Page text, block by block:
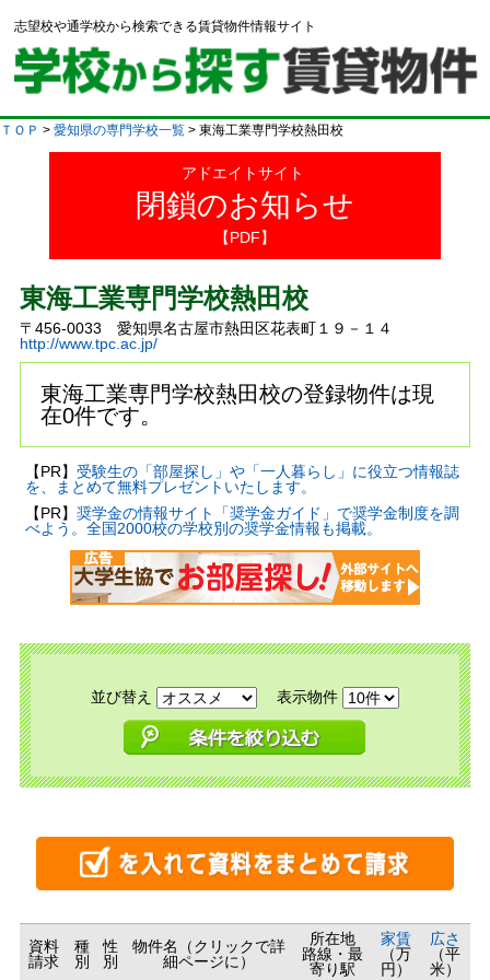
志望校や通学校から検索できる賃貸物件情報サイト
ＴＯＰ > 愛知県の専門学校一覧 > 東海工業専門学校熱田校
アドエイトサイト
閉鎖のお知らせ
【PDF】
東海工業専門学校熱田校
〒456-0033 愛知県名古屋市熱田区花表町１９－１４
http://www.tpc.ac.jp/
東海工業専門学校熱田校の登録物件は現
在0件です。
【PR】 受験生の「部屋探し」や「一人暮らし」に役立つ情報誌
を、まとめて無料プレゼントいたします。
【PR】 奨学金の情報サイト「奨学金ガイド」で奨学金制度を調
べよう。全国2000校の学校別の奨学金情報も掲載。
並び替え 表示物件
資料
請求
種
別
性
別
物件名（クリックで詳
細ページに）
所在地
路線・最
寄り駅
家賃
（万
円）
広さ
（平
米）